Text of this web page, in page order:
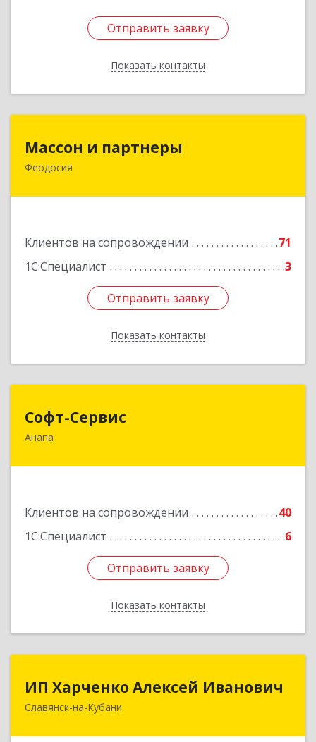
Отправить заявку
Показать контакты
Отправить заявку
Назад
Массон и партнеры
Феодосия
Клиентов на сопровождении
71
1С:Специалист
3
Отправить заявку
Показать контакты
298112, Крым Респ, Феодосия г, Крымская ул,
Отправить заявку
Назад
Софт-Сервис
Анапа
Клиентов на сопровождении
40
1С:Специалист
6
Отправить заявку
Показать контакты
353440, Краснодарский край, Анапский р-н,
Отправить заявку
Назад
ИП Харченко Алексей Иванович
Славянск-на-Кубани
ИП Харченко Алексей Иванович
353 579, Краснодарский край, ст.Петровская,